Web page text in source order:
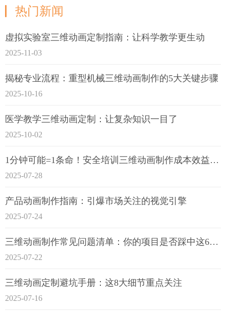
热门新闻
虚拟实验室三维动画定制指南：让科学教学更生动
2025-11-03
揭秘专业流程：重型机械三维动画制作的5大关键步骤
2025-10-16
医学教学三维动画定制：让复杂知识一目了
2025-10-02
1分钟可能=1条命！安全培训三维动画制作成本效益深度拆解
2025-07-28
产品动画制作指南：引爆市场关注的视觉引擎
2025-07-24
三维动画制作常见问题清单：你的项目是否踩中这6大技术雷区？
2025-07-22
三维动画定制避坑手册：这8大细节重点关注
2025-07-16